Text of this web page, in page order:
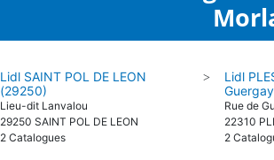
Lidl SAINT POL DE LEON
(29250)
Lieu-dit Lanvalou
29250 SAINT POL DE LEON
2 Catalogues
>
Lidl
Rue de
22310
2